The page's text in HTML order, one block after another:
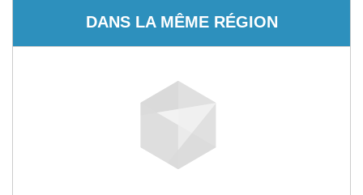
DANS LA MÊME RÉGION